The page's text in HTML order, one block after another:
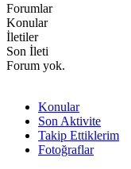
Forumlar
Konular
İletiler
Son İleti
Forum yok.
Konular
Son Aktivite
Takip Ettiklerim
Fotoğraflar